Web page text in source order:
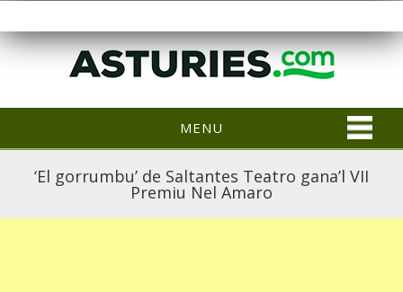
MENU
‘El gorrumbu’ de Saltantes Teatro gana’l VII
Premiu Nel Amaro